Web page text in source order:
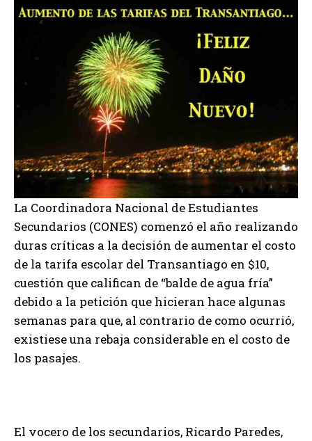
La Coordinadora Nacional de Estudiantes
Secundarios (CONES) comenzó el año realizando
duras críticas a la decisión de aumentar el costo
de la tarifa escolar del Transantiago en $10,
cuestión que califican de “balde de agua fría”
debido a la petición que hicieran hace algunas
semanas para que, al contrario de como ocurrió,
existiese una rebaja considerable en el costo de
los pasajes.
El vocero de los secundarios, Ricardo Paredes,